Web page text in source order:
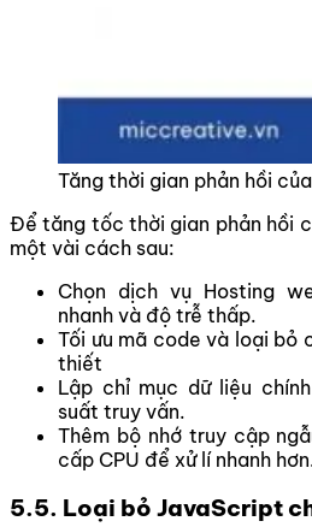
Tăng thời gian phản hồi
Để tăng tốc thời gian phản hồi
một vài cách sau:
Chọn dịch vụ Hosting
nhanh và độ trễ thấp.
Tối ưu mã code và loại bỏ
thiết
Lập chỉ mục dữ liệu
suất truy vấn.
Thêm bộ nhớ truy cập
cấp CPU để xử lí nhanh
5.5. Loại bỏ JavaScript